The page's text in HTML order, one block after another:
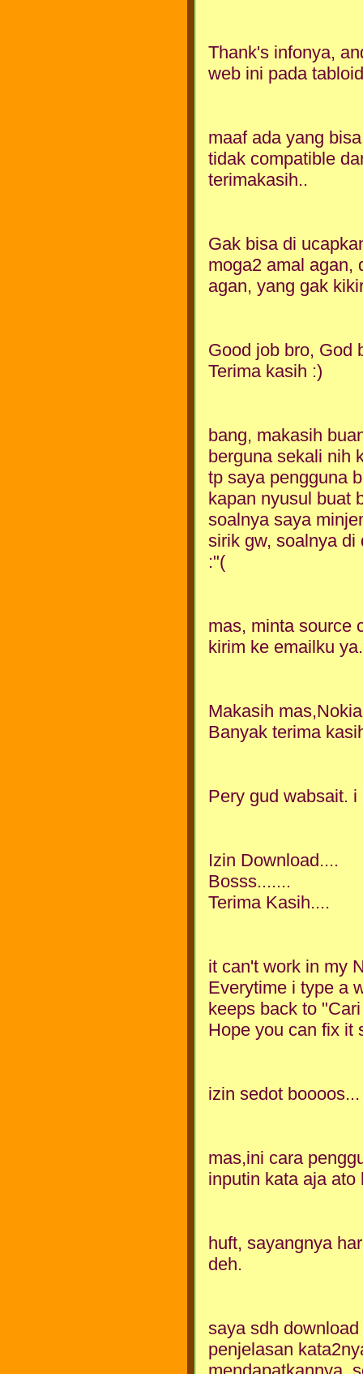
Thank's infonya,
web ini pada
maaf ada yang
tidak compatible
terimakasih..
Gak bisa di
moga2 amal agan,
agan, yang gak
Good job bro, God
Terima kasih :)
bang, makasih
berguna sekali nih
tp saya pengguna
kapan nyusul buat
soalnya saya
sirik gw, soalnya di
:"(
mas, minta source
kirim ke emailku
Makasih
Banyak terima
Pery gud wabsait. i
Izin Download....
Bosss.......
Terima Kasih....
it can't work in my
Everytime i type a
keeps back to
Hope you can fix it
izin sedot boooos...
mas,ini cara
inputin kata aja ato
huft, sayangnya
deh.
saya sdh
penjelasan